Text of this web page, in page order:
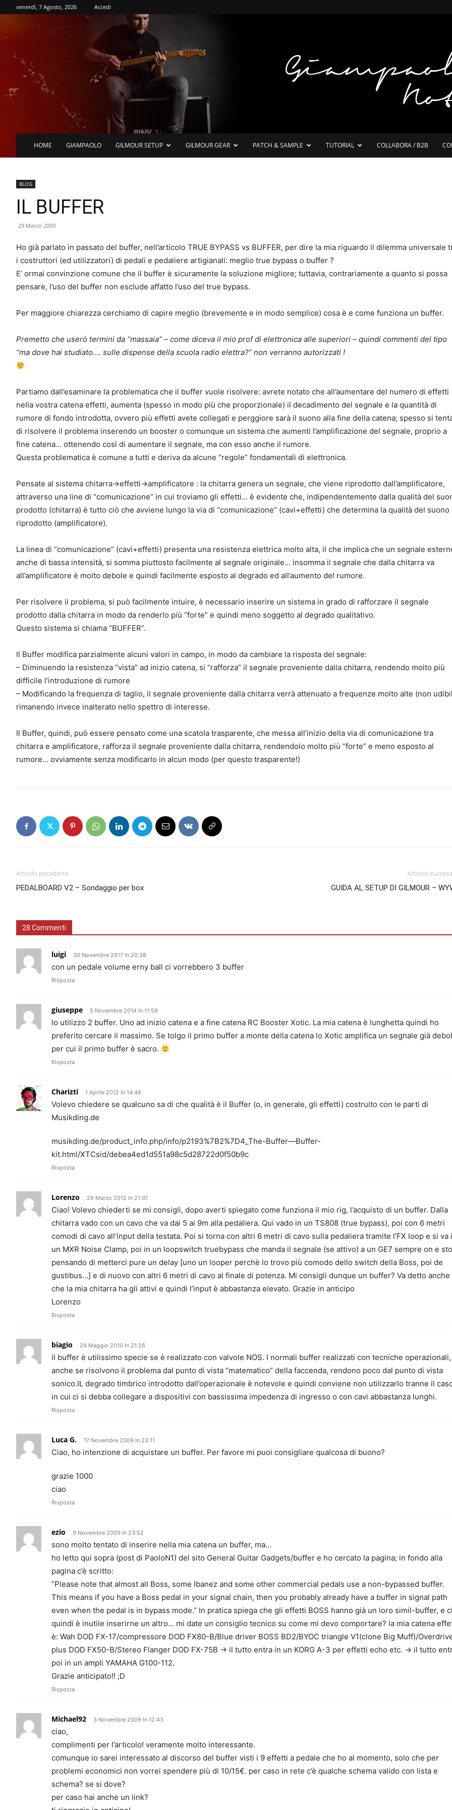
venerdì, 7 Agosto, 2026 Accedi
HOME GIAMPAOLO GILMOUR SETUP GILMOUR GEAR PATCH & SAMPLE TUTORIAL COLLABORA / B2B
BLOG
IL BUFFER
29 Marzo 2009
Ho già parlato in passato del buffer, nell’articolo TRUE BYPASS vs BUFFER, per dire la mia riguardo il dilemma universale
i costruttori (ed utilizzatori) di pedali e pedaliere artigianali: meglio true bypass o buffer ?
E’ ormai convinzione comune che il buffer è sicuramente la soluzione migliore; tuttavia, contrariamente a quanto si possa
pensare, l’uso del buffer non esclude affatto l’uso del true bypass.
Per maggiore chiarezza cerchiamo di capire meglio (brevemente e in modo semplice) cosa è e come funziona un buffer.
Premetto che userò termini da “massaia” – come diceva il mio prof di elettronica alle superiori – quindi commenti del tipo
“ma dove hai studiato…. sulle dispense della scuola radio elettra?” non verranno autorizzati !
Partiamo dall’esaminare la problematica che il buffer vuole risolvere: avrete notato che all’aumentare del numero di effetti
nella vostra catena effetti, aumenta (spesso in modo più che proporzionale) il decadimento del segnale e la quantità di
rumore di fondo introdotta, ovvero più effetti avete collegati e perggiore sarà il suono alla fine della catena; spesso si
di risolvere il problema inserendo un booster o comunque un sistema che aumenti l’amplificazione del segnale, proprio a
fine catena… ottenendo così di aumentare il segnale, ma con esso anche il rumore.
Questa problematica è comune a tutti e deriva da alcune “regole” fondamentali di elettronica.
Pensate al sistema chitarra->effetti->amplificatore : la chitarra genera un segnale, che viene riprodotto dall’amplificatore,
attraverso una line di “comunicazione” in cui troviamo gli effetti… è evidente che, indipendentemente dalla qualità del
prodotto (chitarra) è tutto ciò che avviene lungo la via di “comunicazione” (cavi+effetti) che determina la qualità del suono
riprodotto (amplificatore).
La linea di “comunicazione” (cavi+effetti) presenta una resistenza elettrica molto alta, il che implica che un segnale
anche di bassa intensità, si somma piuttosto facilmente al segnale originale… insomma il segnale che dalla chitarra va
all’amplificatore è molto debole e quindi facilmente esposto al degrado ed all’aumento del rumore.
Per risolvere il problema, si può facilmente intuire, è necessario inserire un sistema in grado di rafforzare il segnale
prodotto dalla chitarra in modo da renderlo più “forte” e quindi meno soggetto al degrado qualitativo.
Questo sistema si chiama “BUFFER”.
Il Buffer modifica parzialmente alcuni valori in campo, in modo da cambiare la risposta del segnale:
– Diminuendo la resistenza “vista” ad inizio catena, si “rafforza” il segnale proveniente dalla chitarra, rendendo molto più
difficile l’introduzione di rumore
– Modificando la frequenza di taglio, il segnale proveniente dalla chitarra verrà attenuato a frequenze molto alte (non
rimanendo invece inalterato nello spettro di interesse.
Il Buffer, quindi, può essere pensato come una scatola trasparente, che messa all’inizio della via di comunicazione tra
chitarra e amplificatore, rafforza il segnale proveniente dalla chitarra, rendendolo molto più “forte” e meno esposto al
rumore… ovviamente senza modificarlo in alcun modo (per questo trasparente!)
Articolo precedente
PEDALBOARD V2 – Sondaggio per box
Articolo
GUIDA AL SETUP DI GILMOUR –
28 Commenti
luigi 30 Novembre 2017 In 20:38
con un pedale volume erny ball ci vorrebbero 3 buffer
Risposta
giuseppe 5 Novembre 2014 In 11:59
Io utilizzo 2 buffer. Uno ad inizio catena e a fine catena RC Booster Xotic. La mia catena è lunghetta quindi ho
preferito cercare il massimo. Se tolgo il primo buffer a monte della catena lo Xotic amplifica un segnale già
per cui il primo buffer è sacro.
Risposta
Charizti 1 Aprile 2012 In 14:46
Volevo chiedere se qualcuno sa di che qualità è il Buffer (o, in generale, gli effetti) costruito con le parti di
Musikding.de
musikding.de/product_info.php/info/p2193%7B2%7D4_The-Buffer—Buffer-
kit.html/XTCsid/debea4ed1d551a98c5d28722d0f50b9c
Risposta
Lorenzo 26 Marzo 2012 In 21:01
Ciao! Volevo chiederti se mi consigli, dopo averti spiegato come funziona il mio rig, l’acquisto di un buffer. Dalla
chitarra vado con un cavo che va dai 5 ai 9m alla pedaliera. Qui vado in un TS808 (true bypass), poi con 6 metri
comodi di cavo all’input della testata. Poi si torna con altri 6 metri di cavo sulla pedaliera tramite l’FX loop e si va
un MXR Noise Clamp, poi in un loopswitch truebypass che manda il segnale (se attivo) a un GE7 sempre on e sto
pensando di metterci pure un delay [uno un looper perchè lo trovo più comodo dello switch della Boss, poi de
gustibus…] e di nuovo con altri 6 metri di cavo al finale di potenza. Mi consigli dunque un buffer? Va detto anche
che la mia chitarra ha gli attivi e quindi l’input è abbastanza elevato. Grazie in anticipo
Lorenzo
Risposta
biagio 24 Maggio 2010 In 21:26
il buffer è utilissimo specie se è realizzato con valvole NOS. I normali buffer realizzati con tecniche operazionali,
anche se risolvono il problema dal punto di vista “matematico” della faccenda, rendono poco dal punto di vista
sonico.IL degrado timbrico introdotto dall’operazionale è notevole e quindi conviene non utilizzarlo tranne il
in cui ci si debba collegare a dispositivi con bassissima impedenza di ingresso o con cavi abbastanza lunghi.
Risposta
Luca G. 17 Novembre 2009 In 23:11
Ciao, ho intenzione di acquistare un buffer. Per favore mi puoi consigliare qualcosa di buono?
grazie 1000
ciao
Risposta
ezio 9 Novembre 2009 In 23:52
sono molto tentato di inserire nella mia catena un buffer, ma…
ho letto qui sopra (post di PaoloN1) del sito General Guitar Gadgets/buffer e ho cercato la pagina; in fondo alla
pagina c’è scritto:
“Please note that almost all Boss, some Ibanez and some other commercial pedals use a non-bypassed buffer.
This means if you have a Boss pedal in your signal chain, then you probably already have a buffer in signal path
even when the pedal is in bypass mode.” In pratica spiega che gli effetti BOSS hanno già un loro simil-buffer, e
quindi è inutile inserirne un altro… mi date un consiglio tecnico su come mi devo comportare? la mia catena
è: Wah DOD FX-17/compressore DOD FX80-B/Blue driver BOSS BD2/BYOC triangle V1(clone Big Muff)/
plus DOD FX50-B/Stereo Flanger DOD FX-75B -> il tutto entra in un KORG A-3 per effetti echo etc. -> il tutto
poi in un ampli YAMAHA G100-112.
Grazie anticipato!! ;D
Risposta
Michael92 3 Novembre 2009 In 12:43
ciao,
complimenti per l’articolo! veramente molto interessante.
comunque io sarei interessato al discorso del buffer visti i 9 effetti a pedale che ho al momento, solo che per
problemi economici non vorrei spendere più di 10/15€. per caso in rete c’è qualche schema valido con lista e
schema? se si dove?
per caso hai anche un link?